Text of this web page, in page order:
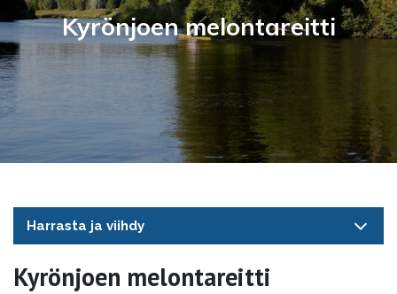
Kyrönjoen melontareitti
Harrasta ja viihdy
Kyrönjoen melontareitti